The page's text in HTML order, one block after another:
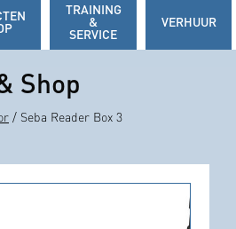
TRAINING
&
SERVICE
VERHUUR
Shop
/ Seba Reader Box 3